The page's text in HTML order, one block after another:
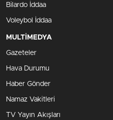
Bilardo İddaa
Voleybol İddaa
MULTİMEDYA
Gazeteler
Hava Durumu
Haber Gönder
Namaz Vakitleri
TV Yayın Akışları